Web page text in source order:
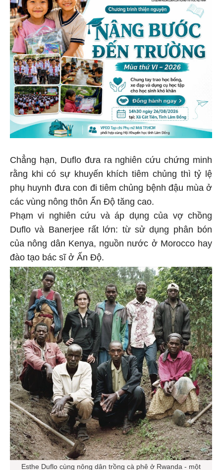
Chẳng hạn, Duflo đưa ra nghiên cứu chứng minh
rằng khi có sự khuyến khích tiêm chủng thì tỷ lệ
phụ huynh đưa con đi tiêm chủng bệnh đậu mùa ở
các vùng nông thôn Ấn Độ tăng cao.
Phạm vi nghiên cứu và áp dụng của vợ chồng
Duflo và Banerjee rất lớn: từ sử dụng phân bón
của nông dân Kenya, nguồn nước ở Morocco hay
đào tạo bác sĩ ở Ấn Độ.
Esthe Duflo cùng nông dân trồng cà phê ở Rwanda - một